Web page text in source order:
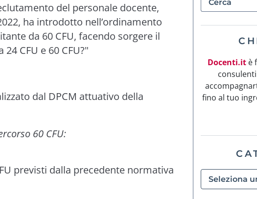
del personale docente,
ha introdotto nell’ordinamento
da 60 CFU, facendo sorgere il
CFU e 60 CFU?"
dal DPCM attuativo della
60 CFU:
previsti dalla precedente normativa
Docenti.it è
fino al tuo